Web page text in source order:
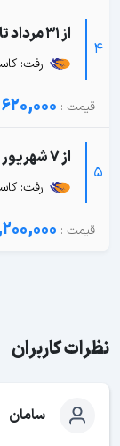
4
از 31 مرداد تا 7 شهریور
رفت:
5
از 7 شهریور تا 14 شهریور
رفت:
نظرات کاربران
سامان